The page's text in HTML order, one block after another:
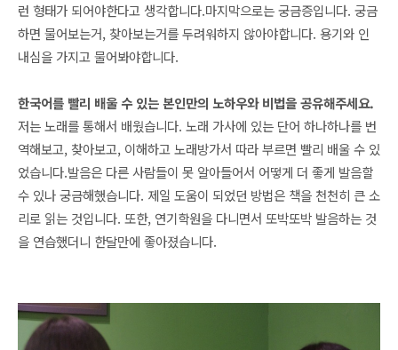
런 형태가 되어야한다고 생각합니다.마지막으로는 궁금증입니다. 궁금
하면 물어보는거, 찾아보는거를 두려워하지 않아야합니다. 용기와 인
내심을 가지고 물어봐야합니다.
한국어를 빨리 배울 수 있는 본인만의 노하우와 비법을 공유해주세요.
저는 노래를 통해서 배웠습니다. 노래 가사에 있는 단어 하나하나를 번
역해보고, 찾아보고, 이해하고 노래방가서 따라 부르면 빨리 배울 수 있
었습니다.발음은 다른 사람들이 못 알아들어서 어떻게 더 좋게 발음할
수 있나 궁금해했습니다. 제일 도움이 되었던 방법은 책을 천천히 큰 소
리로 읽는 것입니다. 또한, 연기학원을 다니면서 또박또박 발음하는 것
을 연습했더니 한달만에 좋아졌습니다.